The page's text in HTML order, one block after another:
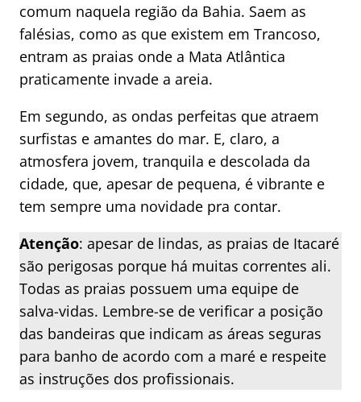
comum naquela região da Bahia. Saem as
falésias, como as que existem em Trancoso,
entram as praias onde a Mata Atlântica
praticamente invade a areia.
Em segundo, as ondas perfeitas que atraem
surfistas e amantes do mar. E, claro, a
atmosfera jovem, tranquila e descolada da
cidade, que, apesar de pequena, é vibrante e
tem sempre uma novidade pra contar.
Atenção: apesar de lindas, as praias de Itacaré
são perigosas porque há muitas correntes ali.
Todas as praias possuem uma equipe de
salva-vidas. Lembre-se de verificar a posição
das bandeiras que indicam as áreas seguras
para banho de acordo com a maré e respeite
as instruções dos profissionais.